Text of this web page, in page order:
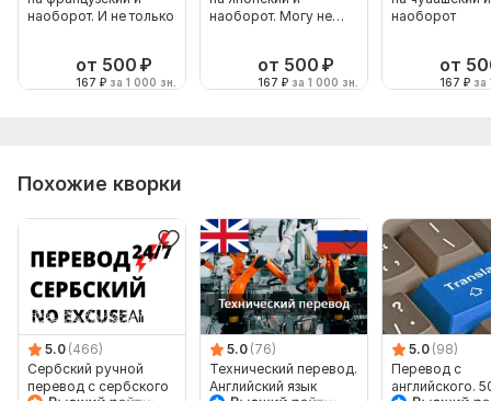
наоборот. И не только
от 500 ₽
167 ₽ за 1 000 зн.
наоборот. Могу не
от 500 ₽
167 ₽ за 1 000 зн.
наоборот
от
167 ₽ за
Похожие кворки
5.0 (466)
Сербский ручной
перевод с сербского
5.0 (76)
Технический перевод.
Английский язык
5.0 (98)
Перевод с
английского.